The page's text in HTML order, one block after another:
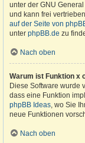
unter der GNU
und kann frei
auf der Seite von
unter phpBB.de zu
Nach oben
Warum ist Funktion x
Diese Software wurde
dass eine Funktion
phpBB Ideas, wo Sie
neue Funktionen
Nach oben